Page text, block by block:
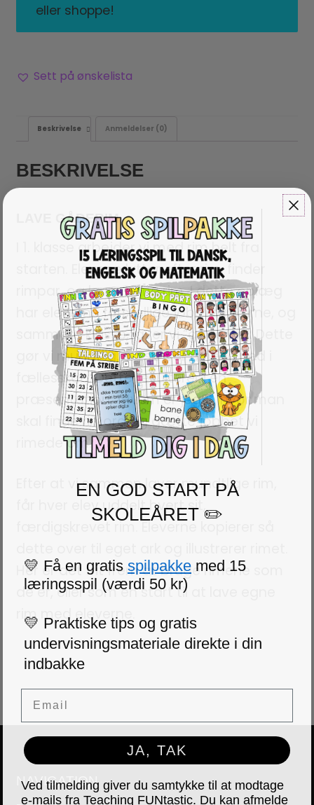
eller shoppe!
Sett på ønskelista
Beskrivelse Anmeldelser (0)
BESKRIVELSE
LAVE GÅDERIM
I 1. klasse arbejder vi med rim helt fra
starten. Elevene lytter efter rim, finder
rimpar, og laver egne rim. I dette oplæg
har eleverne forskellige jobs i tankerne, og
sammen i klasse, laver vi ”gåderim”. Dette
gør vi mundtlig, og skriver rimene ned i
fællesskab. Dette resulterer i en
præsentation, ”Hvem er jeg?”, hvor man
skal finde rimord og gætte jobbet vi
rimede om.
Efter at vi sammen laver mundtlige rim,
får hver elev uddelt hvert sit,
færdigskrevet rim. Eleverne kopierer så
Her er det frit frem at bruge rimene som
de er, eller som en start til at lave egne
rim med eleverne.
NAVIGATION
EN GOD START PÅ
SKOLEÅRET ✏️
💛 Få en gratis spilpakke med 15
læringsspil (værdi 50 kr)
💛 Praktiske tips og gratis
undervisningsmateriale direkte i din
indbakke
Email
JA, TAK
Ved tilmelding giver du samtykke til at modtage
e-mails fra Teaching FUNtastic. Du kan afmelde